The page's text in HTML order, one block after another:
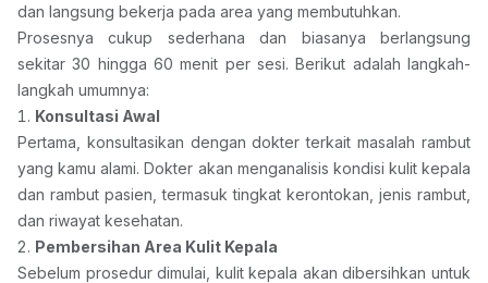
dan langsung bekerja pada area yang membutuhkan.
Prosesnya cukup sederhana dan biasanya berlangsung
sekitar 30 hingga 60 menit per sesi. Berikut adalah langkah-
langkah umumnya:
Konsultasi Awal
Pertama, konsultasikan dengan dokter terkait masalah rambut
yang kamu alami. Dokter akan menganalisis kondisi kulit kepala
dan rambut pasien, termasuk tingkat kerontokan, jenis rambut,
dan riwayat kesehatan.
Pembersihan Area Kulit Kepala
Sebelum prosedur dimulai, kulit kepala akan dibersihkan untuk